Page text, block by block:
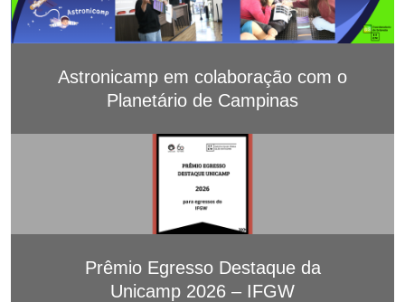
Astronicamp em colaboração com o
Planetário de Campinas
Prêmio Egresso Destaque da
Unicamp 2026 – IFGW